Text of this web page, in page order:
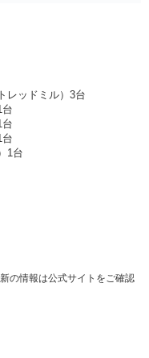
レッドミル）3台
1台
の情報は公式サイトをご確認